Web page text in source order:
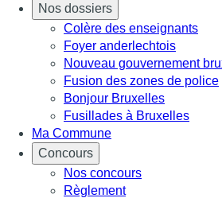
Nos dossiers
Colère des enseignants
Foyer anderlechtois
Nouveau gouvernement
Fusion des zones de police
Bonjour Bruxelles
Fusillades à Bruxelles
Ma Commune
Concours
Nos concours
Règlement